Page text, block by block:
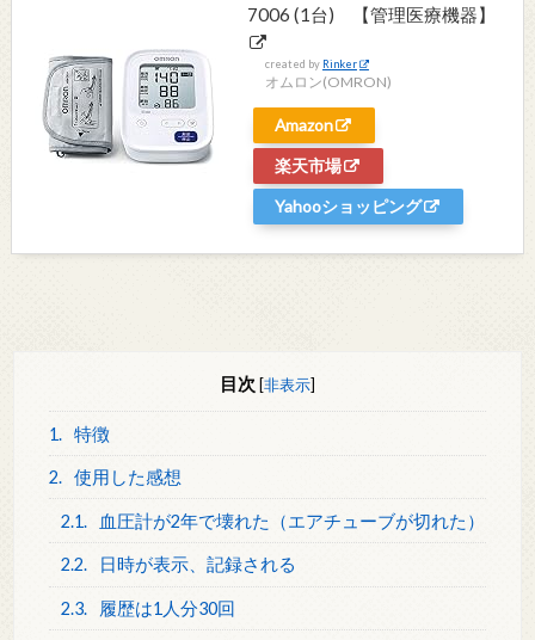
7006 (1台) 【管理医療機器】
created by Rinker
オムロン(OMRON)
Amazon
楽天市場
Yahooショッピング
目次 [非表示]
1. 特徴
2. 使用した感想
2.1. 血圧計が2年で壊れた（エアチューブが切れた）
2.2. 日時が表示、記録される
2.3. 履歴は1人分30回